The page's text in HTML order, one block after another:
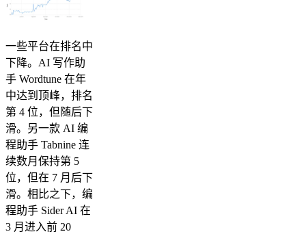
一些平台在排名中
下降。AI 写作助
手 Wordtune 在年
中达到顶峰，排名
第 4 位，但随后下
滑。另一款 AI 编
程助手 Tabnine 连
续数月保持第 5
位，但在 7 月后下
滑。相比之下，编
程助手 Sider AI 在
3 月进入前 20